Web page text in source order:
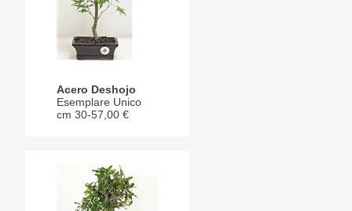
Acero Deshojo
Esemplare Unico
cm 30-57,00 €